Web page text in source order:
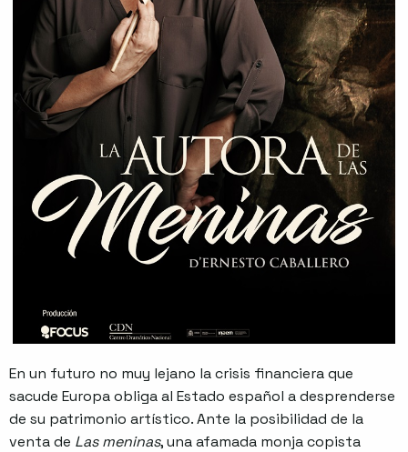
En un futuro no muy lejano la crisis financiera que
sacude Europa obliga al Estado español a desprenderse
de su patrimonio artístico. Ante la posibilidad de la
venta de Las meninas, una afamada monja copista